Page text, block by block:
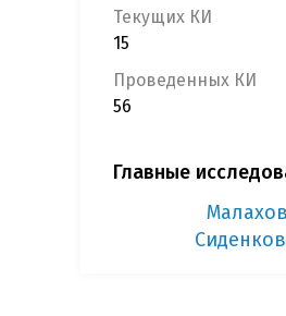
Текущих КИ
15
Проведенных КИ
56
Главные